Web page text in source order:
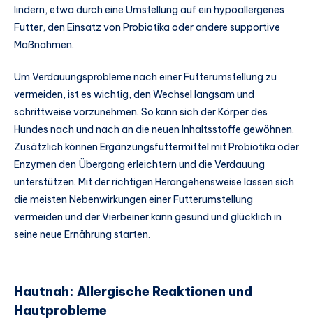
lindern, etwa durch eine Umstellung auf ein hypoallergenes
Futter, den Einsatz von Probiotika oder andere supportive
Maßnahmen.
Um Verdauungsprobleme nach einer Futterumstellung zu
vermeiden, ist es wichtig, den Wechsel langsam und
schrittweise vorzunehmen. So kann sich der Körper des
Hundes nach und nach an die neuen Inhaltsstoffe gewöhnen.
Zusätzlich können Ergänzungsfuttermittel mit Probiotika oder
Enzymen den Übergang erleichtern und die Verdauung
unterstützen. Mit der richtigen Herangehensweise lassen sich
die meisten Nebenwirkungen einer Futterumstellung
vermeiden und der Vierbeiner kann gesund und glücklich in
seine neue Ernährung starten.
Hautnah: Allergische Reaktionen und
Hautprobleme